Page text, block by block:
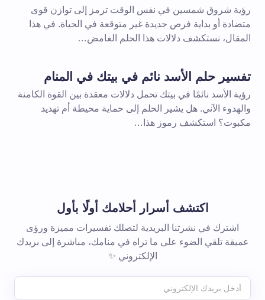
رؤية شروق شمسين في نفس الوقت ترمز إلى توازن قوى
متضادة أو بداية فرص جديدة غير متوقعة في الحياة. في هذا
المقال، نستكشف دلالات هذا الحلم الغامض…
تفسير حلم الأسد نائم في بيتك في المنام
رؤية الأسد نائمًا في بيتك تحمل دلالات معقدة بين القوة الكامنة
والهدوء الآني. هل يشير الحلم إلى حماية محيطة أم تهديد
مكبوت؟ استكشف رموز هذا…
اكتشف أسرار أحلامك أولًا بأول
اشترك في نشرتنا البريدية لتصلك تفسيرات مميزة ورؤى
عميقة تلقي الضوء على ما تراه في منامك، مباشرة إلى بريدك
الإلكتروني ✨